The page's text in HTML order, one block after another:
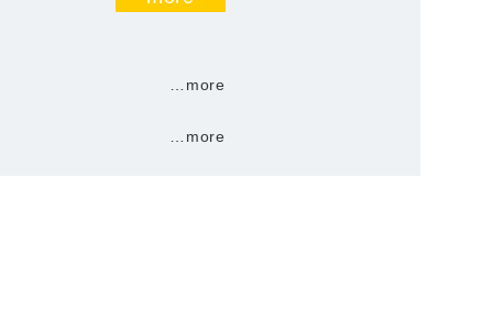
…more
…more